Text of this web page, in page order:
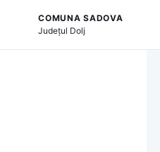
COMUNA SADOVA
Județul Dolj